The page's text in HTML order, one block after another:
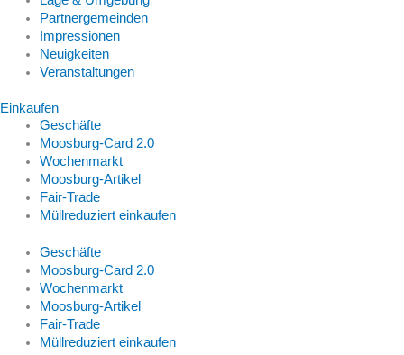
Partnergemeinden
Impressionen
Neuigkeiten
Veranstaltungen
Einkaufen
Geschäfte
Moosburg-Card 2.0
Wochenmarkt
Moosburg-Artikel
Fair-Trade
Müllreduziert einkaufen
Geschäfte
Moosburg-Card 2.0
Wochenmarkt
Moosburg-Artikel
Fair-Trade
Müllreduziert einkaufen